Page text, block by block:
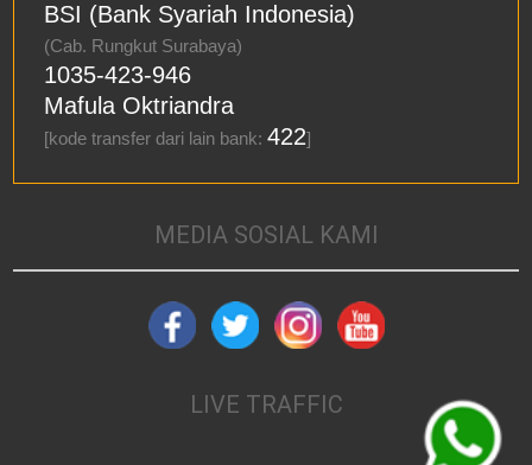
BSI (Bank Syariah Indonesia)
(Cab. Rungkut Surabaya)
1035-423-946
Mafula Oktriandra
[kode transfer dari lain bank:422]
MEDIA SOSIAL KAMI
LIVE TRAFFIC